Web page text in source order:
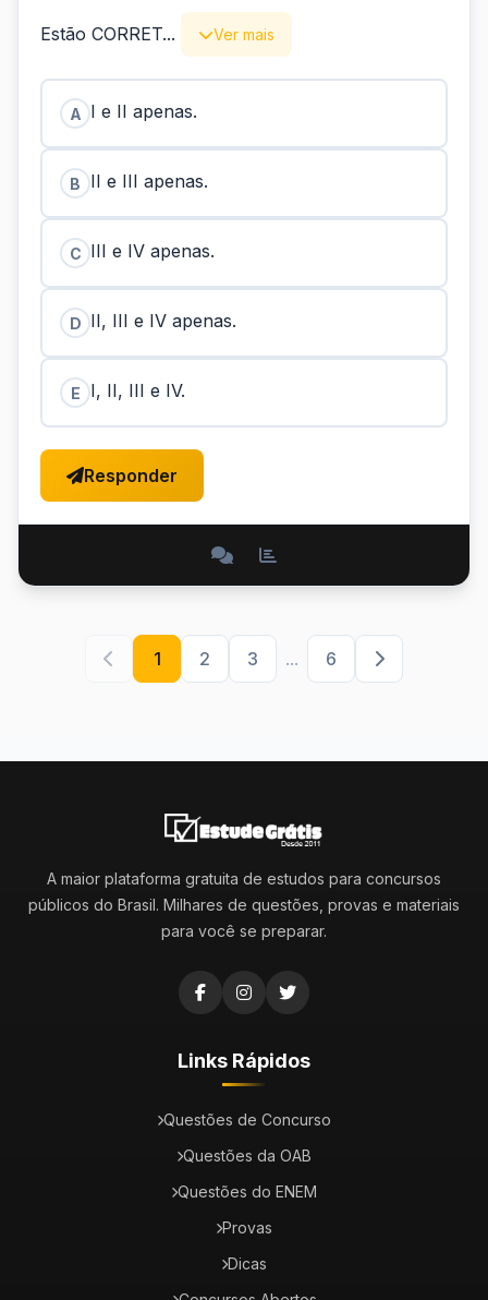
Estão CORRET... Ver mais
A I e II apenas.
B II e III apenas.
C III e IV apenas.
D II, III e IV apenas.
E I, II, III e IV.
Responder
1 2 3 ... 6
A maior plataforma gratuita de estudos para concursos
públicos do Brasil. Milhares de questões, provas e materiais
para você se preparar.
Links Rápidos
Questões de Concurso
Questões da OAB
Questões do ENEM
Provas
Dicas